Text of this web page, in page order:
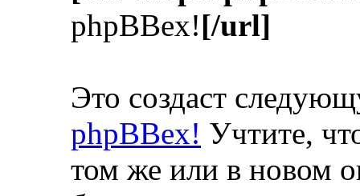
phpBBex![/url]
Это создаст
phpBBex! Учтите,
том же или в новом